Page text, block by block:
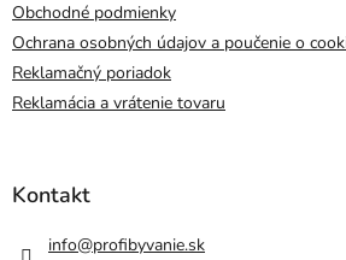
Obchodné podmienky
Ochrana osobných údajov a poučenie o
Reklamačný poriadok
Reklamácia a vrátenie tovaru
Kontakt
info@profibyvanie.sk